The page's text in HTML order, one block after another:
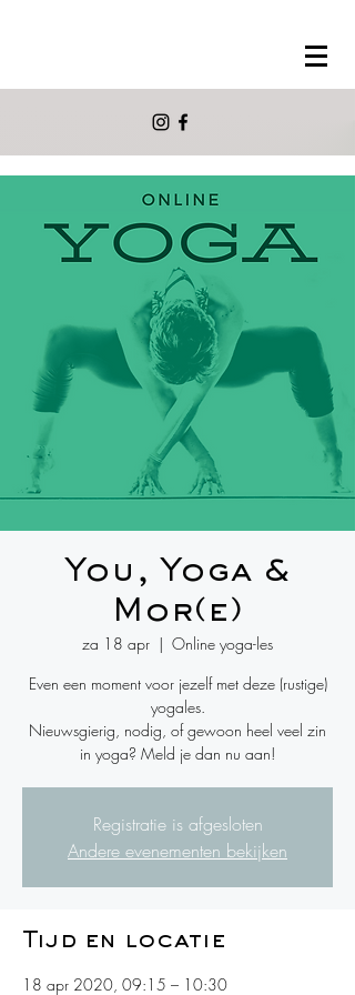
You, Yoga &
Mor(e)
za 18 apr
  |
Online yoga-les
Even een moment voor jezelf met deze (rustige)
yogales.
Nieuwsgierig, nodig, of gewoon heel veel zin
in yoga? Meld je dan nu aan!
Registratie is afgesloten
Andere evenementen bekijken
Tijd en locatie
18 apr 2020, 09:15 – 10:30